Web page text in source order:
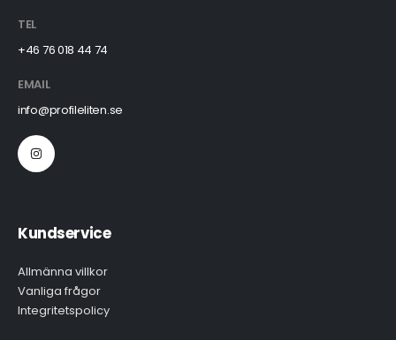
TEL
+46 76 018 44 74
EMAIL
info@profileliten.se
Kundservice
Allmänna villkor
Vanliga frågor
Integritetspolicy